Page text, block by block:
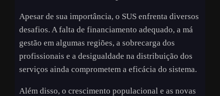
Apesar de sua importância, o SUS enfrenta diversos
desafios. A falta de financiamento adequado, a má
gestão em algumas regiões, a sobrecarga dos
profissionais e a desigualdade na distribuição dos
serviços ainda comprometem a eficácia do sistema.
Além disso, o crescimento populacional e as novas